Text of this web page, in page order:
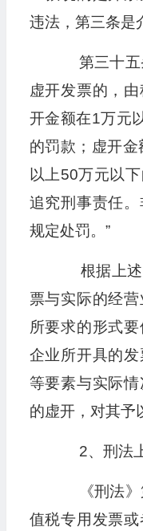
违法，第三条是
第三十五
虚开发票的，
开金额在1万元
的罚款；虚开
以上50万元以
追究刑事责任
规定处罚。”
根据上述
票与实际的经
所要求的形式
企业所开具的
等要素与实际
的虚开，对其予
2、刑法
《刑法》
值税专用发票或